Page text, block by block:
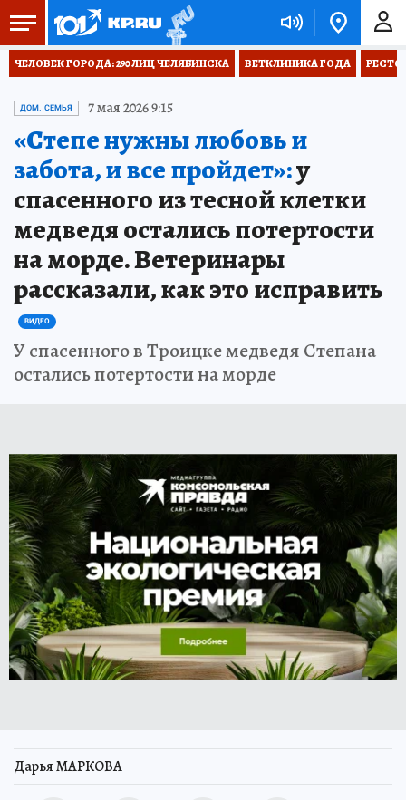
ЧЕЛОВЕК ГОРОДА: 290 ЛИЦ ЧЕЛЯБИНСКА ВЕТКЛИНИКА ГОДА
ДОМ. СЕМЬЯ 7 мая 2026 9:15
«Степе нужны любовь и
забота, и все пройдет»:у
спасенного из тесной клетки
медведя остались потертости
на морде. Ветеринары
рассказали, как это исправить
ВИДЕО
У спасенного в Троицке медведя Степана
остались потертости на морде
Дарья МАРКОВА